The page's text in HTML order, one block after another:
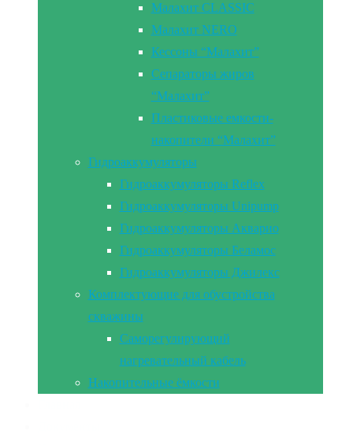
Малахит CLASSIC
Малахит NERO
Кессоны “Малахит”
Сепараторы жиров
“Малахит”
Пластиковые емкости-
накопители “Малахит”
Гидроаккумуляторы
Гидроаккумуляторы Reflex
Гидроаккумуляторы Unipump
Гидроаккумуляторы Акварио
Гидроаккумуляторы Беламос
Гидроаккумуляторы Джилекс
Комплектующие для обустройства
скважины
Саморегулирующий
нагревательный кабель
Накопительные ёмкости